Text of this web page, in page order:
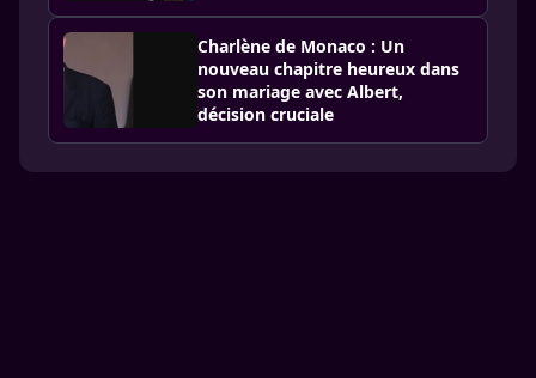
Charlène de Monaco : Un
nouveau chapitre heureux dans
son mariage avec Albert,
décision cruciale